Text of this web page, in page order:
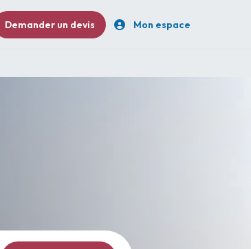
Demander un devis Mon espace